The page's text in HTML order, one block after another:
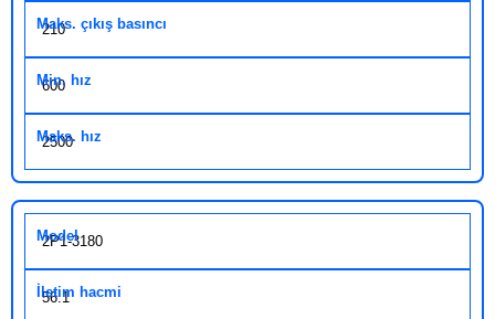
210
600
2500
2P1-3180
56.1